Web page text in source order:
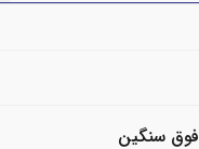
فوق سنگین